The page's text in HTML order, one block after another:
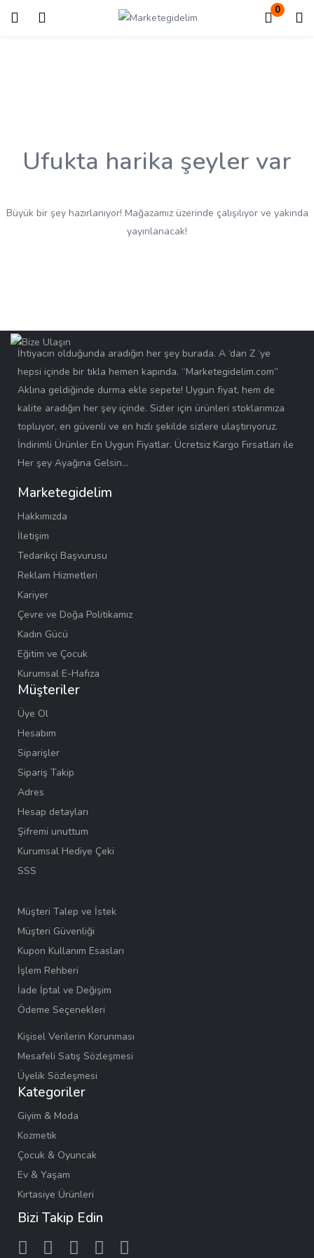
0
Giriş Kayıt ol
Ufukta harika şeyler var
Büyük bir şey hazırlanıyor! Mağazamız üzerinde çalışılıyor ve yakında
yayınlanacak!
İhtiyacın olduğunda aradığın her şey burada. A ‘dan Z ‘ye
hepsi içinde bir tıkla hemen kapında. “Marketegidelim.com”
Aklına geldiğinde durma ekle sepete! Uygun fiyat, hem de
kalite aradığın her şey içinde. Sizler için ürünleri stoklarımıza
topluyor, en güvenli ve en hızlı şekilde sizlere ulaştırıyoruz.
İndirimli Ürünler En Uygun Fiyatlar. Ücretsiz Kargo Fırsatları ile
Her şey Ayağına Gelsin…
Marketegidelim
Hakkımızda
İletişim
Tedarikçi Başvurusu
Reklam Hizmetleri
Kariyer
Çevre ve Doğa Politikamız
Kadın Gücü
Eğitim ve Çocuk
Kurumsal E-Hafıza
Müşteriler
Üye Ol
Hesabım
Siparişler
Sipariş Takip
Adres
Hesap detayları
Şifremi unuttum
Kurumsal Hediye Çeki
SSS
Müşteri Talep ve İstek
Müşteri Güvenliği
Kupon Kullanım Esasları
İşlem Rehberi
İade İptal ve Değişim
Ödeme Seçenekleri
Kişisel Verilerin Korunması
Mesafeli Satış Sözleşmesi
Üyelik Sözleşmesi
Kategoriler
Giyim & Moda
Kozmetik
Çocuk & Oyuncak
Ev & Yaşam
Kırtasiye Ürünleri
Bizi Takip Edin